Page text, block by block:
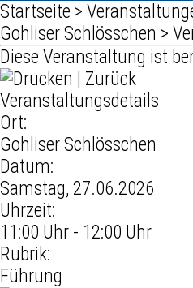
Startseite >
Gohliser Schlösschen >
Diese Veranstaltung ist
Zurück
Veranstaltungsdetails
Ort:
Gohliser Schlösschen
Datum:
Samstag, 27.06.2026
Uhrzeit:
11:00 Uhr - 12:00 Uhr
Rubrik:
Führung